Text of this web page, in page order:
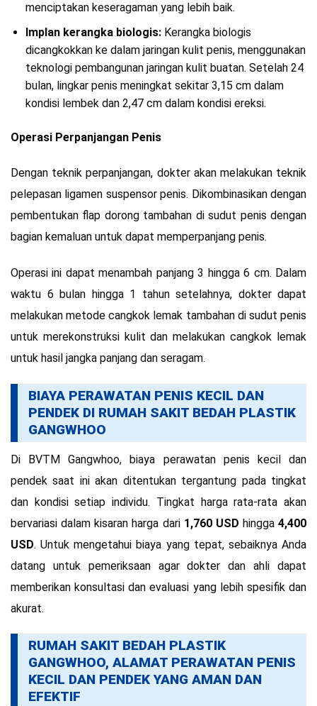
menciptakan keseragaman yang lebih baik.
Implan kerangka biologis:Kerangka biologis
dicangkokkan ke dalam jaringan kulit penis, menggunakan
teknologi pembangunan jaringan kulit buatan. Setelah 24
bulan, lingkar penis meningkat sekitar 3,15 cm dalam
kondisi lembek dan 2,47 cm dalam kondisi ereksi.
Operasi Perpanjangan Penis
Dengan teknik perpanjangan, dokter akan melakukan teknik
pelepasan ligamen suspensor penis. Dikombinasikan dengan
pembentukan flap dorong tambahan di sudut penis dengan
bagian kemaluan untuk dapat memperpanjang penis.
Operasi ini dapat menambah panjang 3 hingga 6 cm. Dalam
waktu 6 bulan hingga 1 tahun setelahnya, dokter dapat
melakukan metode cangkok lemak tambahan di sudut penis
untuk merekonstruksi kulit dan melakukan cangkok lemak
untuk hasil jangka panjang dan seragam.
BIAYA PERAWATAN PENIS KECIL DAN
PENDEK DI RUMAH SAKIT BEDAH PLASTIK
GANGWHOO
Di BVTM Gangwhoo, biaya perawatan penis kecil dan
pendek saat ini akan ditentukan tergantung pada tingkat
dan kondisi setiap individu. Tingkat harga rata-rata akan
bervariasi dalam kisaran harga dari 1,760 USD hingga 4,400
USD. Untuk mengetahui biaya yang tepat, sebaiknya Anda
datang untuk pemeriksaan agar dokter dan ahli dapat
memberikan konsultasi dan evaluasi yang lebih spesifik dan
akurat.
RUMAH SAKIT BEDAH PLASTIK
GANGWHOO, ALAMAT PERAWATAN PENIS
KECIL DAN PENDEK YANG AMAN DAN
EFEKTIF